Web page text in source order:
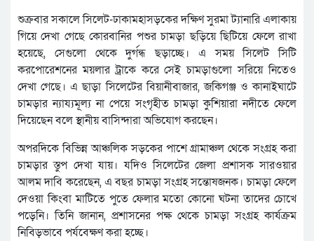
শুক্রবার সকালে সিলেট-ঢাকামহাসড়কের দক্ষিণ সুরমা ট্যানারি এলাকায়
গিয়ে দেখা গেছে কোরবানির পশুর চামড়া ছড়িয়ে ছিটিয়ে ফেলে রাখা
হয়েছে, সেগুলো থেকে দুর্গন্ধ ছড়াচ্ছে। এ সময় সিলেট সিটি
করপোরেশনের ময়লার ট্রাকে করে সেই চামড়াগুলো সরিয়ে নিতেও
দেখা গেছে। এ ছাড়া সিলেটের বিয়ানীবাজার, জকিগঞ্জ ও কানাইঘাটে
চামড়ার ন্যায্যমূল্য না পেয়ে সংগৃহীত চামড়া কুশিয়ারা নদীতে ফেলে
দিয়েছেন বলে স্থানীয় বাসিন্দারা অভিযোগ করছেন।
অপরদিকে বিভিন্ন আঞ্চলিক সড়কের পাশে গ্রামাঞ্চল থেকে সংগ্রহ করা
চামড়ার স্তুপ দেখা যায়। যদিও সিলেটের জেলা প্রশাসক সারওয়ার
আলম দাবি করেছেন, এ বছর চামড়া সংগ্রহ সন্তোষজনক। চামড়া ফেলে
দেওয়া কিংবা মাটিতে পুতে ফেলার মতো কোনো ঘটনা তাদের চোখে
পড়েনি। তিনি জানান, প্রশাসনের পক্ষ থেকে চামড়া সংগ্রহ কার্যক্রম
নিবিড়ভাবে পর্যবেক্ষণ করা হচ্ছে।